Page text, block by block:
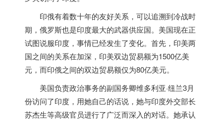
印俄有着数十年的友好关系，可以追溯到冷战时
期，俄罗斯也是印度最大的武器供应国。美国现在正
试图说服印度 ，事情已经发生了变化。首先，印美两
国之间的关系在加深，印美双边贸易额为1500亿美
元，而印俄之间的双边贸易额仅为80亿美元。
美国负责政治事务的副国务卿维多利亚·纽兰3月
份访问了印度 ，用她自己的话说，她与印度外交部长
苏杰生等高级官员进行了广泛而深入的对话。她承认